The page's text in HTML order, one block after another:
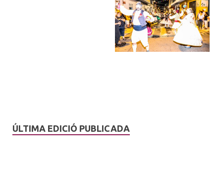
ÚLTIMA EDICIÓ PUBLICADA